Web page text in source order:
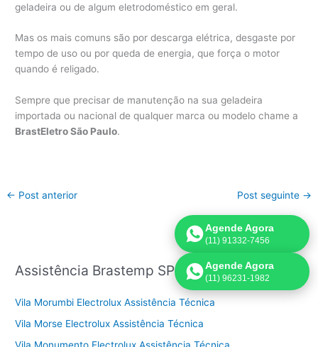
geladeira ou de algum eletrodoméstico em geral.
Mas os mais comuns são por descarga elétrica, desgaste por
tempo de uso ou por queda de energia, que força o motor
quando é religado.
Sempre que precisar de manutenção na sua geladeira
importada ou nacional de qualquer marca ou modelo chame a
BrastEletro São Paulo.
← Post anterior Post seguinte →
Assistência Brastemp SP
Vila Morumbi Electrolux Assistência Técnica
Vila Morse Electrolux Assistência Técnica
Agende Agora
(11) 91332-7456
Agende Agora
(11) 96231-1982